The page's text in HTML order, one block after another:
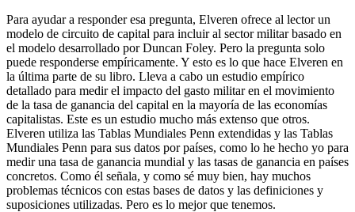
Para ayudar a responder esa pregunta, Elveren ofrece al lector un
modelo de circuito de capital para incluir al sector militar basado en
el modelo desarrollado por Duncan Foley. Pero la pregunta solo
puede responderse empíricamente. Y esto es lo que hace Elveren en
la última parte de su libro. Lleva a cabo un estudio empírico
detallado para medir el impacto del gasto militar en el movimiento
de la tasa de ganancia del capital en la mayoría de las economías
capitalistas. Este es un estudio mucho más extenso que otros.
Elveren utiliza las Tablas Mundiales Penn extendidas y las Tablas
Mundiales Penn para sus datos por países, como lo he hecho yo para
medir una tasa de ganancia mundial y las tasas de ganancia en países
concretos. Como él señala, y como sé muy bien, hay muchos
problemas técnicos con estas bases de datos y las definiciones y
suposiciones utilizadas. Pero es lo mejor que tenemos.